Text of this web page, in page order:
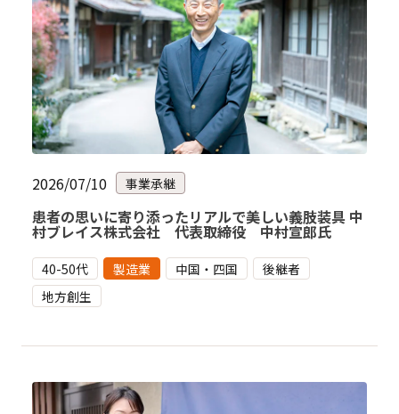
2026/07/10 事業承継
患者の思いに寄り添ったリアルで美しい義肢装具 中
村ブレイス株式会社 代表取締役 中村宣郎氏
40-50代 製造業 中国・四国
後継者
地方創生